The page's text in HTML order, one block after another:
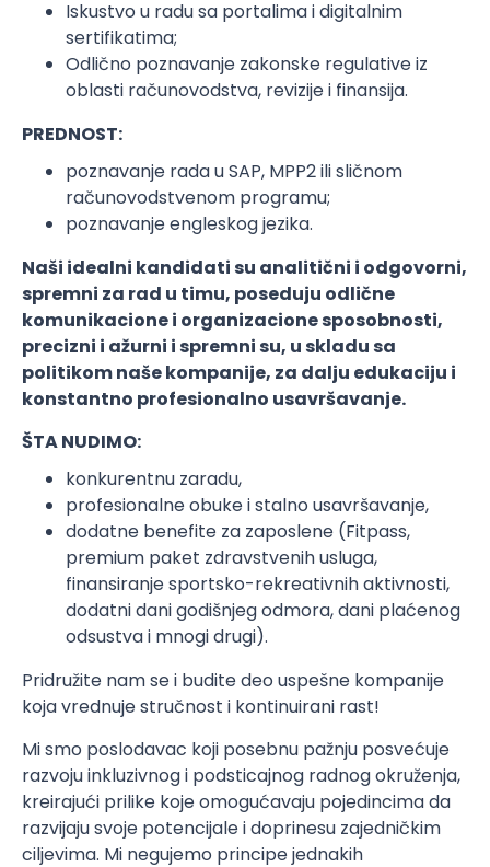
Iskustvo u radu sa portalima i digitalnim
sertifikatima;
Odlično poznavanje zakonske regulative iz
oblasti računovodstva, revizije i finansija.
PREDNOST:
poznavanje rada u SAP, MPP2 ili sličnom
računovodstvenom programu;
poznavanje engleskog jezika.
Naši idealni kandidati su analitični i odgovorni,
spremni za rad u timu, poseduju odlične
komunikacione i organizacione sposobnosti,
precizni i ažurni i spremni su, u skladu sa
politikom naše kompanije, za dalju edukaciju i
konstantno profesionalno usavršavanje.
ŠTA NUDIMO:
konkurentnu zaradu,
profesionalne obuke i stalno usavršavanje,
dodatne benefite za zaposlene (Fitpass,
premium paket zdravstvenih usluga,
finansiranje sportsko-rekreativnih aktivnosti,
dodatni dani godišnjeg odmora, dani plaćenog
odsustva i mnogi drugi).
Pridružite nam se i budite deo uspešne kompanije
koja vrednuje stručnost i kontinuirani rast!
Mi smo poslodavac koji posebnu pažnju posvećuje
razvoju inkluzivnog i podsticajnog radnog okruženja,
kreirajući prilike koje omogućavaju pojedincima da
razvijaju svoje potencijale i doprinesu zajedničkim
ciljevima. Mi negujemo principe jednakih